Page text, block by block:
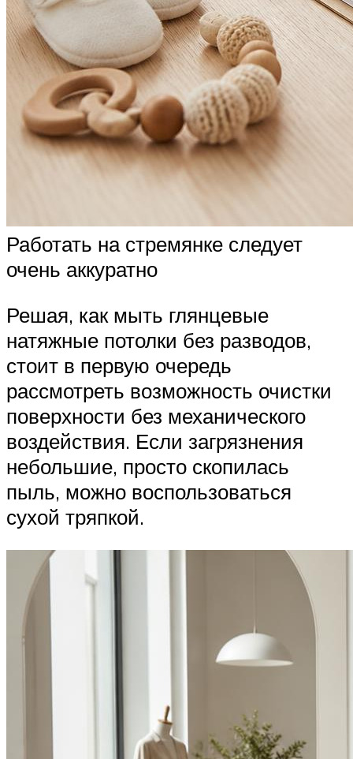
Работать на стремянке следует
очень аккуратно
Решая, как мыть глянцевые
натяжные потолки без разводов,
стоит в первую очередь
рассмотреть возможность очистки
поверхности без механического
воздействия. Если загрязнения
небольшие, просто скопилась
пыль, можно воспользоваться
сухой тряпкой.